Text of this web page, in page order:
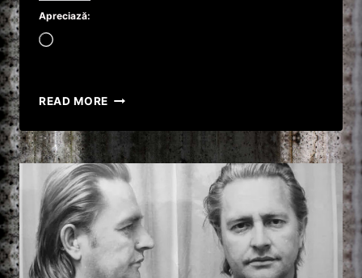
Apreciază:
Încarc...
READ MORE UCIGAȘUL
SINGURATICE-
HARVEY
MURRAY
GLATMAN!